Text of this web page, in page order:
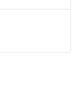
dal mare ,